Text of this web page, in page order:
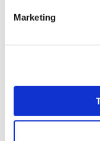
Marketing
2013 (49)
2007 (3)